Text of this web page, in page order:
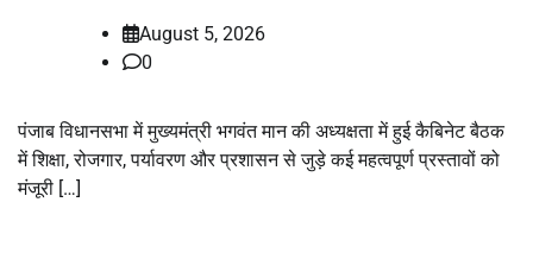
August 5, 2026
0
पंजाब विधानसभा में मुख्यमंत्री भगवंत मान की अध्यक्षता में हुई कैबिनेट बैठक
में शिक्षा, रोजगार, पर्यावरण और प्रशासन से जुड़े कई महत्वपूर्ण प्रस्तावों को
मंजूरी […]